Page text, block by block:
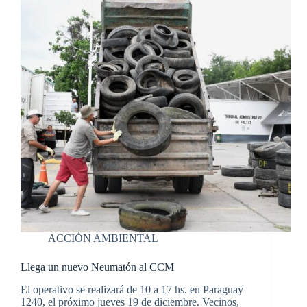
ACCIÓN AMBIENTAL
Llega un nuevo Neumatón al CCM
El operativo se realizará de 10 a 17 hs. en Paraguay
1240, el próximo jueves 19 de diciembre. Vecinos,